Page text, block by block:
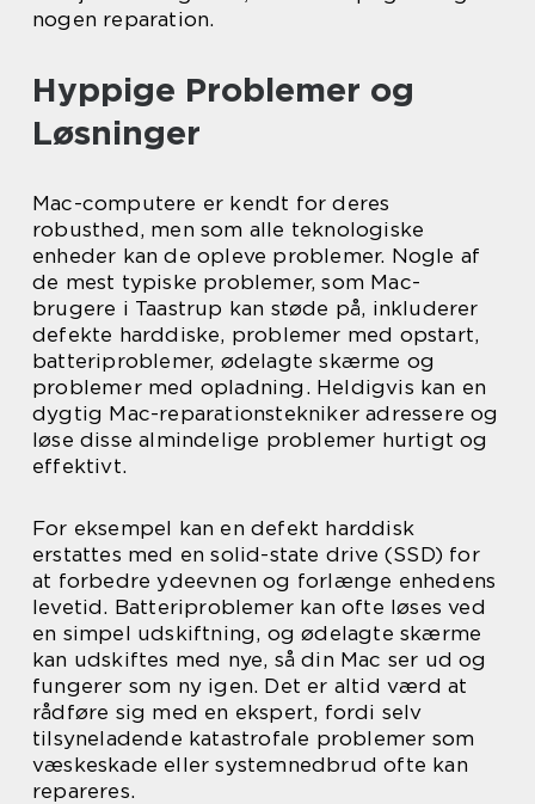
nogen reparation.
Hyppige Problemer og
Løsninger
Mac-computere er kendt for deres
robusthed, men som alle teknologiske
enheder kan de opleve problemer. Nogle af
de mest typiske problemer, som Mac-
brugere i Taastrup kan støde på, inkluderer
defekte harddiske, problemer med opstart,
batteriproblemer, ødelagte skærme og
problemer med opladning. Heldigvis kan en
dygtig Mac-reparationstekniker adressere og
løse disse almindelige problemer hurtigt og
effektivt.
For eksempel kan en defekt harddisk
erstattes med en solid-state drive (SSD) for
at forbedre ydeevnen og forlænge enhedens
levetid. Batteriproblemer kan ofte løses ved
en simpel udskiftning, og ødelagte skærme
kan udskiftes med nye, så din Mac ser ud og
fungerer som ny igen. Det er altid værd at
rådføre sig med en ekspert, fordi selv
tilsyneladende katastrofale problemer som
væskeskade eller systemnedbrud ofte kan
repareres.